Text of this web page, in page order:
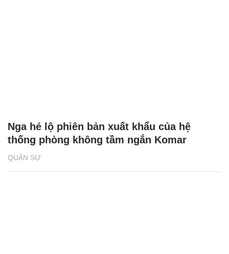
QUÂN SỰ
Nga hé lộ phiên bản xuất khẩu của hệ
thống phòng không tầm ngắn Komar